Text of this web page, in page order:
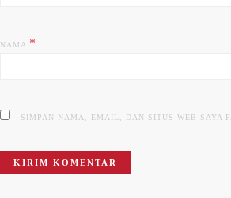
NAMA *
SIMPAN NAMA, EMAIL, DAN SITUS WEB SAYA